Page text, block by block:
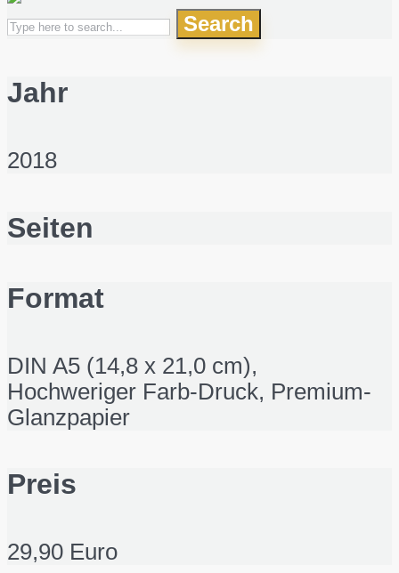
Search
Jahr
2018
Seiten
Format
DIN A5 (14,8 x 21,0 cm),
Hochweriger Farb-Druck, Premium-
Glanzpapier
Preis
29,90 Euro